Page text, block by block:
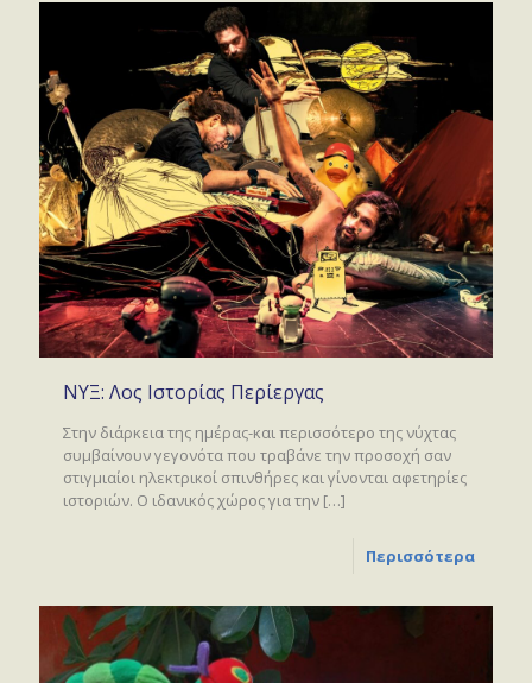
ΝΥΞ: Λος Ιστορίας Περίεργας
Στην διάρκεια της ημέρας-και περισσότερο της νύχτας
συμβαίνουν γεγονότα που τραβάνε την προσοχή σαν
στιγμιαίοι ηλεκτρικοί σπινθήρες και γίνονται αφετηρίες
ιστοριών. Ο ιδανικός χώρος για την […]
Περισσότερα